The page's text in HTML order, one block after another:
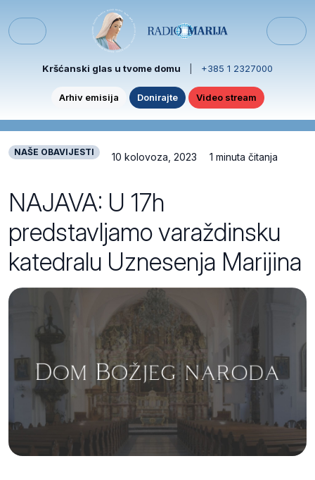
Menu
Kršćanski glas u tvome domu +385 1 2327000
Arhiv emisija Donirajte Video stream
NAŠE OBAVIJESTI 10 kolovoza, 2023 1 minuta čitanja
NAJAVA: U 17h
predstavljamo varaždinsku
katedralu Uznesenja Marijina